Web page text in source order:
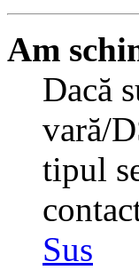
Am
Dacă
vară/
tipul
Sus